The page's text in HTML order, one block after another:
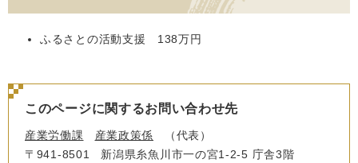
ふるさとの活動支援 138万円
このページに関するお問い合わせ先
産業労働課 産業政策係
代表
〒941-8501
新潟県糸魚川市一の宮1-2-5 庁舎3階